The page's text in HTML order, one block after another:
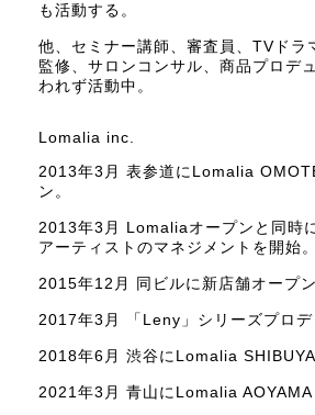
も活動する。
他、セミナー講師、審査員、TVドラ
監修、サロンコンサル、商品プロデ
われず活動中。
Lomalia inc.
2013年3月 表参道にLomalia
ン。
2013年3月 Lomaliaオープンと同時
アーティストのマネジメントを開始。
2015年12月 同ビルに新店舗オープン
2017年3月 「Leny」シリーズプロデ
2018年6月 渋谷にLomalia SHIBUYA
2021年3月 青山にLomalia AOYAMA